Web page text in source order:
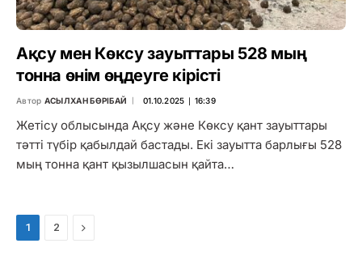
Ақсу мен Көксу зауыттары 528 мың
тонна өнім өңдеуге кірісті
Автор АСЫЛХАН БӨРІБАЙ 01.10.2025 ∣ 16:39
Жетісу облысында Ақсу және Көксу қант зауыттары
тәтті түбір қабылдай бастады. Екі зауытта барлығы 528
мың тонна қант қызылшасын қайта…
1 2 Next